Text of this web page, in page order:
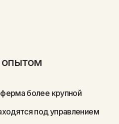
опытом
более крупной
под управлением